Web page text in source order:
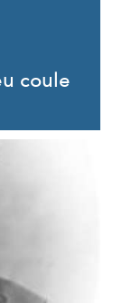
coule